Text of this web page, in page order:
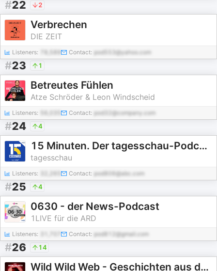
#22 2
Verbrechen
DIE ZEIT
Listeners: Contact: pod553@yahoo.com
#23 1
Betreutes Fühlen
Atze Schröder & Leon Windscheid
Listeners: Contact: pod32@company.com
#24 4
15 Minuten. Der tagesschau-Podcast am Morgen
tagesschau
Listeners: Contact: pod806@abc.com
#25 4
0630 - der News-Podcast
1LIVE für die ARD
Listeners: Contact: pod812@gmail.com
#26 14
Wild Wild Web - Geschichten aus dem Internet